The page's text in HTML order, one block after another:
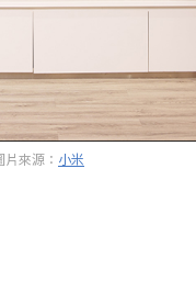
來源： 小米